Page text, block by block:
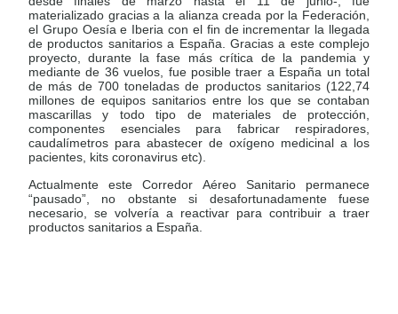
materializado gracias a la alianza creada por la Federación,
el Grupo Oesía e Iberia con el fin de incrementar la llegada
de productos sanitarios a España. Gracias a este complejo
proyecto, durante la fase más crítica de la pandemia y
mediante de 36 vuelos, fue posible traer a España un total
de más de 700 toneladas de productos sanitarios (122,74
millones de equipos sanitarios entre los que se contaban
mascarillas y todo tipo de materiales de protección,
componentes esenciales para fabricar respiradores,
caudalímetros para abastecer de oxígeno medicinal a los
pacientes, kits coronavirus etc).
Actualmente este Corredor Aéreo Sanitario permanece
“pausado”, no obstante si desafortunadamente fuese
necesario, se volvería a reactivar para contribuir a traer
productos sanitarios a España.